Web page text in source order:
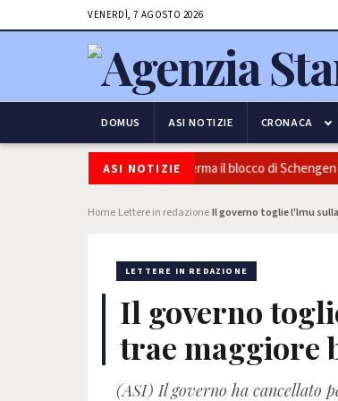
VENERDÌ, 7 AGOSTO 2026
DOMUS ASI NOTIZIE CRONACA
ASI NOTIZIE
e frontiere: l’Italia conferma il blocco di Schengen e
Home Lettere in redazioneIl governo toglie l'Imu
LETTERE IN REDAZIONE
Il governo
trae maggiore
(ASI) Il governo ha cancellato